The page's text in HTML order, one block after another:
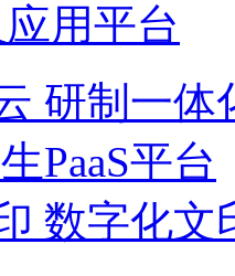
用平台
研制一
PaaS平台
数字化文